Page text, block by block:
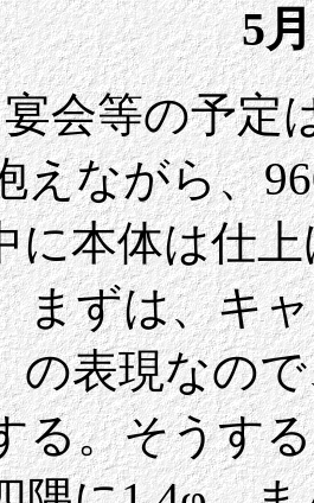
5
会等の予定
えながら、
に本体は仕
まずは、キ
の表現なの
る。そうす